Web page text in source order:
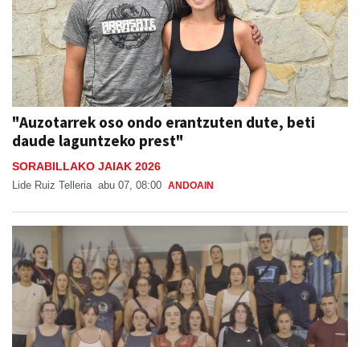
"Auzotarrek oso ondo erantzuten dute, beti
daude laguntzeko prest"
SORABILLAKO JAIAK 2026
Lide Ruiz Telleria abu 07, 08:00 ANDOAIN